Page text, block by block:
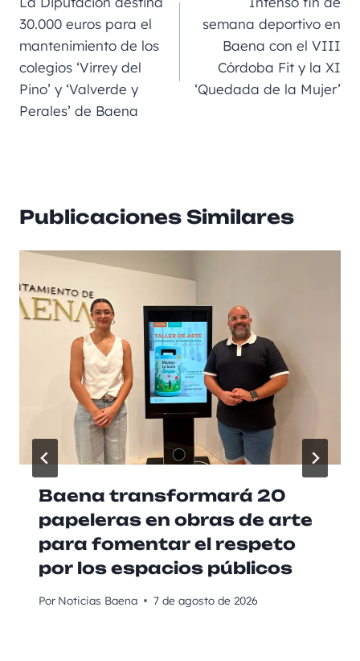
o
o
k
g
er
rt
ir
30.000 euros para el
mantenimiento de los
colegios ‘Virrey del
Pino’ y ‘Valverde y
Perales’ de Baena
semana deportivo en
Baena con el VIII
Córdoba Fit y la XI
‘Quedada de la Mujer’
Publicaciones Similares
Baena transformará 20
papeleras en obras de arte
para fomentar el respeto
por los espacios públicos
Por Noticias Baena 7 de agosto de 2026